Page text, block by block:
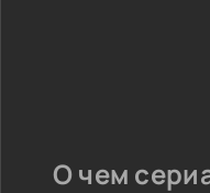
О чем